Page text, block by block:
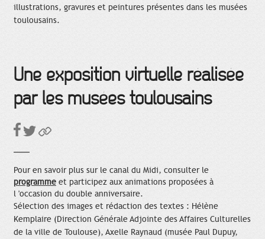
illustrations, gravures et peintures présentes dans les musées
toulousains.
Une exposition virtuelle réalisée
par les musées toulousains
Pour en savoir plus sur le canal du Midi, consulter le
programme et participez aux animations proposées à
l 'occasion du double anniversaire.
Sélection des images et rédaction des textes : Hélène
Kemplaire (Direction Générale Adjointe des Affaires Culturelles
de la ville de Toulouse), Axelle Raynaud (musée Paul Dupuy,